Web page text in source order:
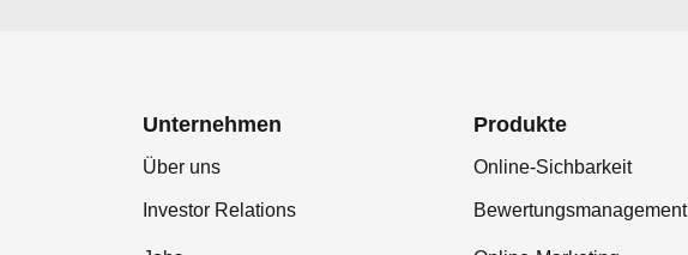
Unternehmen
Über uns
Investor Relations
Produkte
Online-Sichbarkeit
Bewertungsmanagement